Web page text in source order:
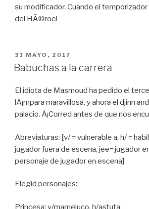
su modificador. Cuando el temporizador
del HÃ©roe!
PUBLICADO
EN
31 MAYO, 2017
Babuchas a la carrera
El idiota de Masmoud ha pedido el
lÃ¡mpara maravillosa, y ahora el djinn
palacio. Â¡Corred antes de que nos
Abreviaturas: [v/ = vulnerable a, h/ =
jugador fuera de escena, jee= jugador
personaje de jugador en escena]
Elegid personajes:
Princesa: v/mameluco, h/astuta